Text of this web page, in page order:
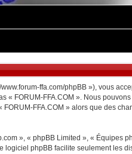
ffa.com/phpBB »), vous
FORUM-FFA.COM ». Nous
FFA.COM » alors que des
», « phpBB Limited », « Équipes
logiciel phpBB facilite seulement les